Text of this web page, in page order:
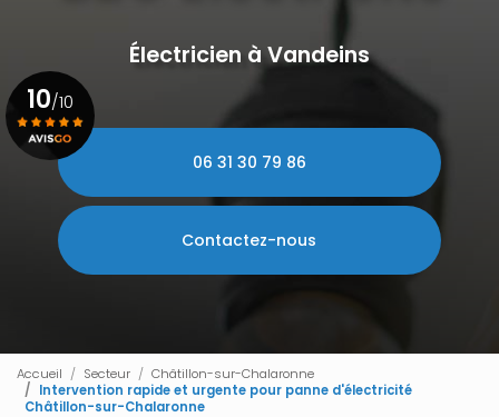
Portails
Électricien à Vandeins
06 31 30 79 86
Contactez-nous
10/10
Voir le certificat
Accueil Secteur
Châtillon-sur-Chalaronne
Intervention rapide et urgente pour panne d'électricité
Châtillon-sur-Chalaronne